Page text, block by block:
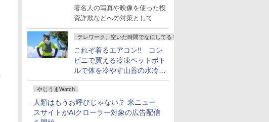
し詐欺広告」対策強化を要請
著名人の写真や映像を使った投
資詐欺などへの対策として
テレワーク、空いた時間でなにしてる？
これぞ着るエアコン!! コン
ビニで買える冷凍ペットボト
ルで体を冷やす山善の水冷ベ
ストがロードバイクにちょう
どいい【ぼっち・ざ・ろー
ど！その14】
やじうまWatch
人類はもうお呼びじゃない？ 米ニュー
スサイトがAIクローラー対象の広告配信